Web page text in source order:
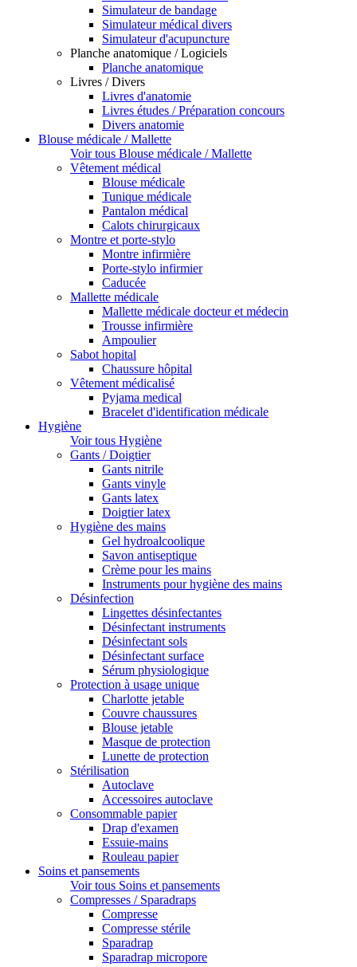
Simulateur de bandage
Simulateur médical divers
Simulateur d'acupuncture
Planche anatomique / Logiciels
Planche anatomique
Livres / Divers
Livres d'anatomie
Livres études / Préparation concours
Divers anatomie
Blouse médicale / Mallette
Voir tous Blouse médicale / Mallette
Vêtement médical
Blouse médicale
Tunique médicale
Pantalon médical
Calots chirurgicaux
Montre et porte-stylo
Montre infirmière
Porte-stylo infirmier
Caducée
Mallette médicale
Mallette médicale docteur et médecin
Trousse infirmière
Ampoulier
Sabot hopital
Chaussure hôpital
Vêtement médicalisé
Pyjama medical
Bracelet d'identification médicale
Hygiène
Voir tous Hygiène
Gants / Doigtier
Gants nitrile
Gants vinyle
Gants latex
Doigtier latex
Hygiène des mains
Gel hydroalcoolique
Savon antiseptique
Crème pour les mains
Instruments pour hygiène des mains
Désinfection
Lingettes désinfectantes
Désinfectant instruments
Désinfectant sols
Désinfectant surface
Sérum physiologique
Protection à usage unique
Charlotte jetable
Couvre chaussures
Blouse jetable
Masque de protection
Lunette de protection
Stérilisation
Autoclave
Accessoires autoclave
Consommable papier
Drap d'examen
Essuie-mains
Rouleau papier
Soins et pansements
Voir tous Soins et pansements
Compresses / Sparadraps
Compresse
Compresse stérile
Sparadrap
Sparadrap micropore